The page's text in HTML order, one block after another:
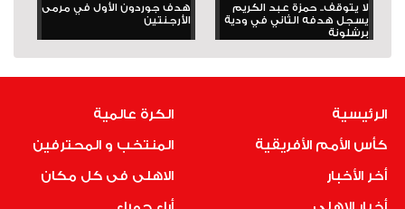
لا يتوقف.. حمزة عبد الكريم
يسجل هدفه الثاني في ودية
برشلونة
هدف جوردون الأول في مرمى
الأرجنتين
الرئيسية
كأس الأمم الأفريقية
أخر الأخبار
الكرة عالمية
المنتخب و المحترفين
الاهلى فى كل مكان